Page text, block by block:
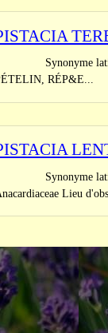
Synonyme latin :
RÉP&E...
Synonyme latin :
Lieu